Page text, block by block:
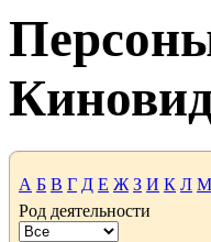
А Б В Г Д Е Ж З И К Л М
Род деятельности